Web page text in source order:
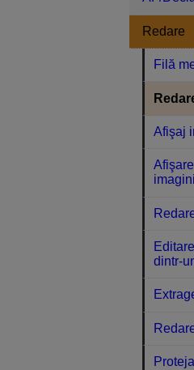
Redare
Filă
Afişaj
dintr-